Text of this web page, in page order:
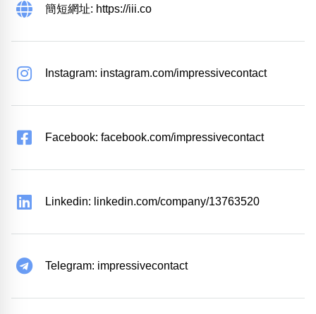
簡短網址: https://iii.co
Instagram: instagram.com/impressivecontact
Facebook: facebook.com/impressivecontact
Linkedin: linkedin.com/company/13763520
Telegram: impressivecontact